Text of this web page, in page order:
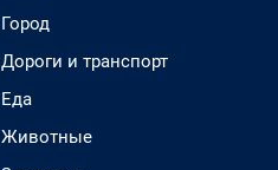
Город
Дороги и транспорт
Еда
Животные